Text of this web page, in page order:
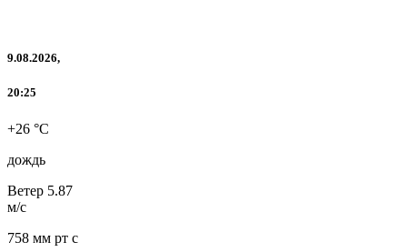
9.08.2026,
20:25
+26 °C
дождь
Ветер 5.87
м/с
758 мм рт с